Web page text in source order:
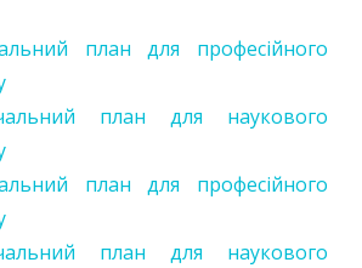
план для професійного
план для наукового
план для професійного
план для наукового